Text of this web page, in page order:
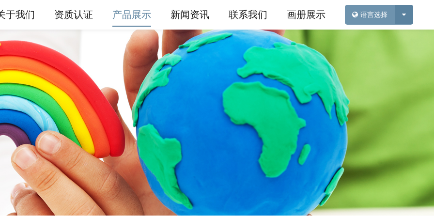
语言选择
于我们 资质认证 产品展示
产品展示
橡皮泥
面粉泥 神奇魔力沙 雪花泥
新闻资讯
公司新闻 行业新闻
联系我们 画册展示